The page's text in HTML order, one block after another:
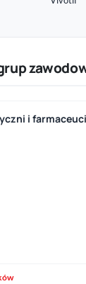
i farmaceuci